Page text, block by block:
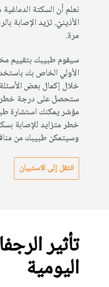
نعلم أن السكتة
مرة.
سيقوم طبيبك بتقييم
الأولي الخاص بك
خلال إكمال بعض
ستحصل على درجة خطر
مؤشر يمكنك استشارة
خطر متزايد للإصابة
وسيتمكن طبيبك من
انتقل إلى الاستبيان
تأثير
اليومية